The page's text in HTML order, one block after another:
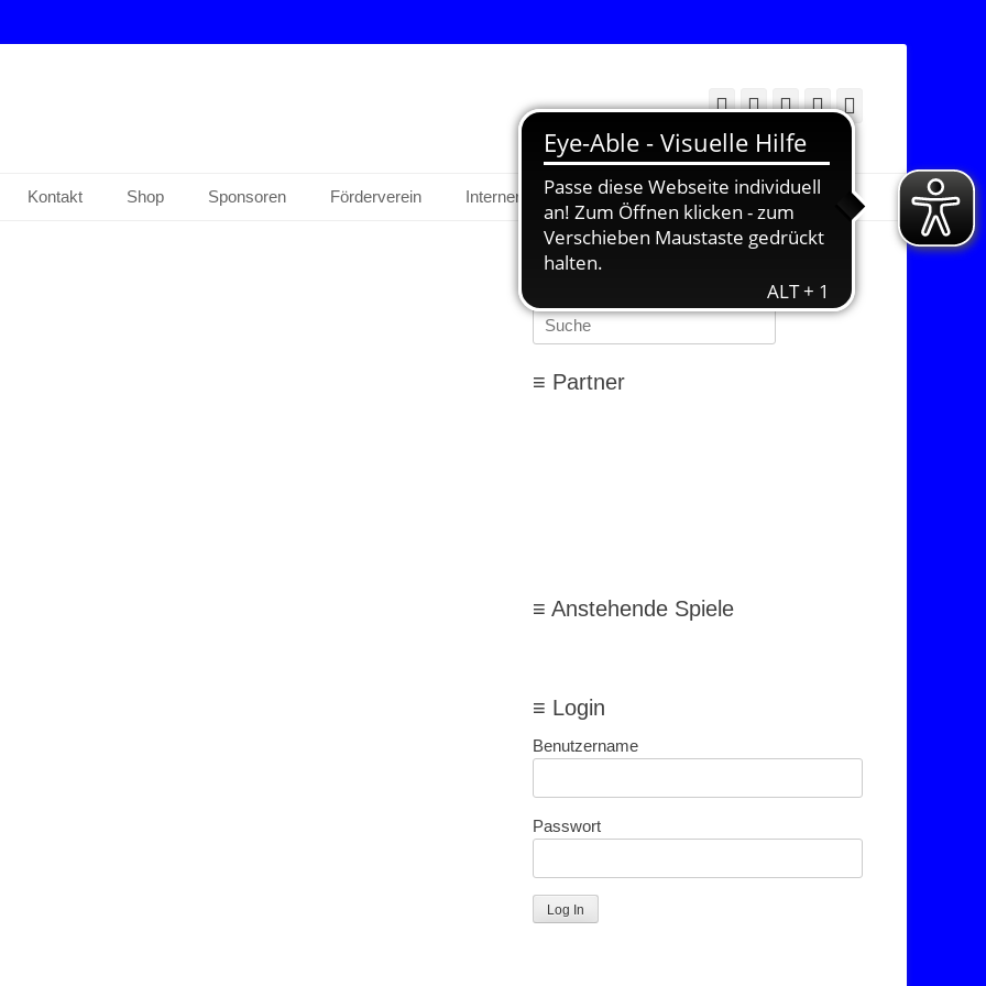
e. V. Facebook
Twitter
E- YouTube
Kontakt Shop Sponsoren Förderverein Interner Bereich
Suchen
Suchen
nach:
≡ Partner
≡ Anstehende Spiele
≡ Login
Benutzername
Passwort